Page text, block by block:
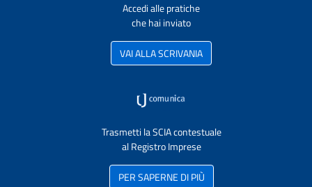
Accedi alle pratiche
che hai inviato
VAI ALLA SCRIVANIA
Trasmetti la SCIA contestuale
al Registro Imprese
PER SAPERNE DI PIÙ